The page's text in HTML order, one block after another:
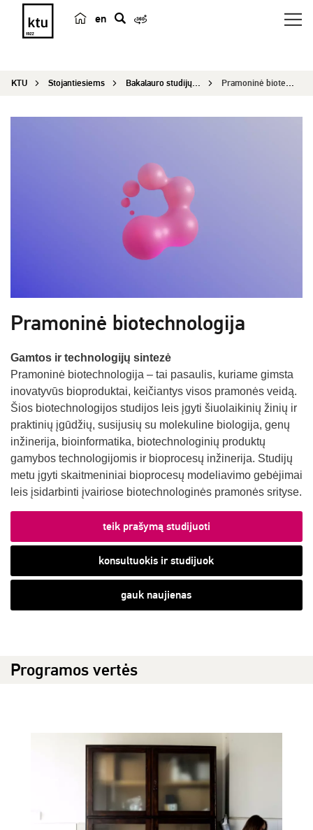
en
e
KTU Stojantiesiems Bakalauro studijų programos Pramoninė biotechnologija
Pramoninė biotechnologija
Gamtos ir technologijų sintezė
Pramoninė biotechnologija – tai pasaulis, kuriame gimsta
inovatyvūs bioproduktai, keičiantys visos pramonės veidą.
Šios biotechnologijos studijos leis įgyti šiuolaikinių žinių ir
praktinių įgūdžių, susijusių su molekuline biologija, genų
inžinerija, bioinformatika, biotechnologinių produktų
gamybos technologijomis ir bioprocesų inžinerija. Studijų
metu įgyti skaitmeniniai bioprocesų modeliavimo gebėjimai
leis įsidarbinti įvairiose biotechnologinės pramonės srityse.
teik prašymą studijuoti
konsultuokis ir studijuok
gauk naujienas
Programos vertės